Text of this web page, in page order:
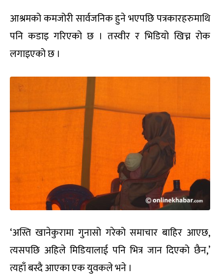
आश्रमको कमजोरी सार्वजनिक हुने भएपछि पत्रकारहरुमाथि
पनि कडाइ गरिएको छ । तस्वीर र भिडियो खिच्न रोक
लगाइएको छ ।
‘अस्ति खानेकुरामा गुनासो गरेको समाचार बाहिर आएछ,
त्यसपछि अहिले मिडियालाई पनि भित्र जान दिएको छैन,’
त्यहाँ बस्दै आएका एक युवकले भने ।